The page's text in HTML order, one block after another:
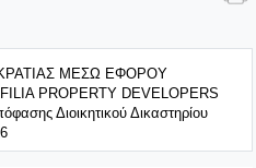
ΜΕΣΩ ΕΦΟΡΟΥ
PROPERTY DEVELOPERS
Διοικητικού Δικαστηρίου